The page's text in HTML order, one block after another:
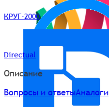
КРУГ-2000
Directual
Описание
Вопросы и ответыАналоги